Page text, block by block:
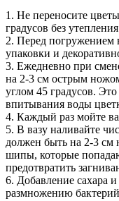
1. Не переносите
градусов без
2. Перед погружением
упаковки и
3. Ежедневно при
на 2-3 см острым
углом 45 градусов.
впитывания воды
4. Каждый раз мойте
5. В вазу наливайте
должен быть на 2-3 см
шипы, которые
предотвратить
6. Добавление сахара
размножению